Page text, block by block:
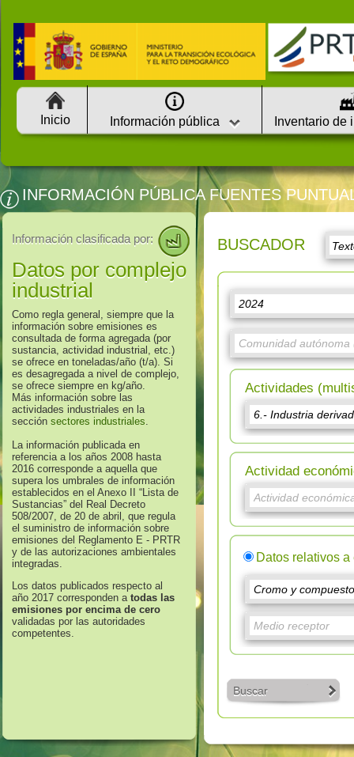
Inicio Información pública Inventario de
INFORMACIÓN PÚBLICA FUENTES
Información clasificada por:
Datos por complejo
industrial
Como regla general, siempre que la
información sobre emisiones es
consultada de forma agregada (por
sustancia, actividad industrial, etc.)
se ofrece en toneladas/año (t/a). Si
es desagregada a nivel de complejo,
se ofrece siempre en kg/año.
Más información sobre las
actividades industriales en la
sección sectores industriales.
La información publicada en
referencia a los años 2008 hasta
2016 corresponde a aquella que
supera los umbrales de información
establecidos en el Anexo II “Lista de
Sustancias” del Real Decreto
508/2007, de 20 de abril, que regula
el suministro de información sobre
emisiones del Reglamento E - PRTR
y de las autorizaciones ambientales
integradas.
Los datos publicados respecto al
año 2017 corresponden atodas las
emisiones por encima de cero
validadas por las autoridades
competentes.
BUSCADOR
Actividades
Actividad
Datos relativos
Buscar